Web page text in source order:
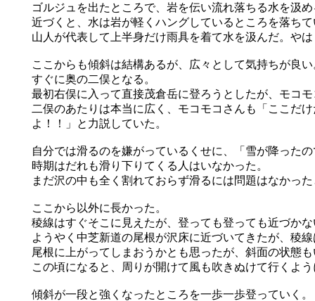
ゴルジュを出たところで、岩を伝い流れ落ちる水を汲
近づくと、水は岩が軽くハングしているところを落ち
山人が代表して上半身だけ雨具を着て水を汲んだ。や
ここからも傾斜は結構あるが、広々として気持ちが良い
すぐに奥の二俣となる。
最初右俣に入って直接茂倉岳に登ろうとしたが、モコ
二俣のあたりは本当に広く、モコモコさんも「ここだ
よ！！」と力説していた。
自分では滑るのを嫌がっているくせに、「雪が降った
時期はだれも滑り下りてくる人はいなかった。
まだ沢の中も全く割れておらず滑るには問題はなかっ
ここから以外に長かった。
稜線はすぐそこに見えたが、登っても登っても近づか
ようやく中芝新道の尾根が沢床に近づいてきたが、稜
尾根に上がってしまおうかとも思ったが、斜面の状態
この頃になると、周りが開けて風も吹きぬけて行くよ
傾斜が一段と強くなったところを一歩一歩登っていく。